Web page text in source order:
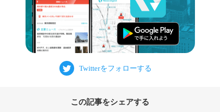
この記事をシェアする